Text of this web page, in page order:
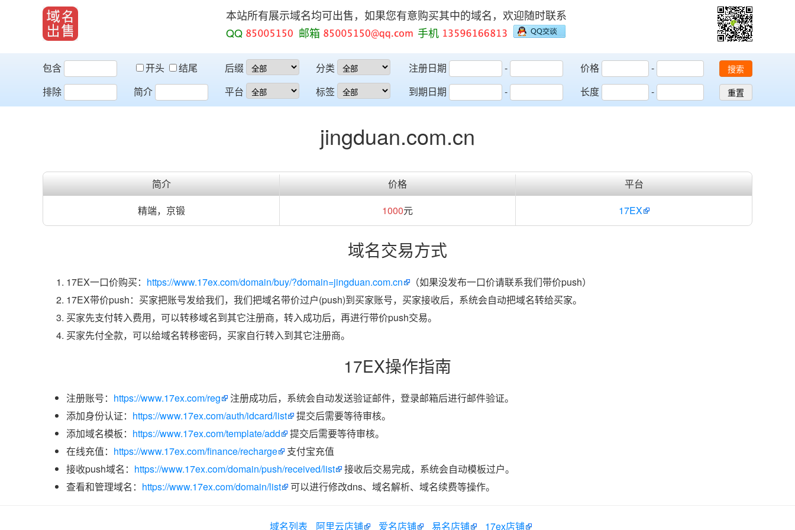
本站所有展示域名均可出售，如果您有意购买其中的域名，欢迎随时联系
QQ
邮箱 手机
包含 开头
结尾
排除
简介
后缀
平台
分类
标签
注册日期
-
到期日期
-
价格
-
长度
-
搜索
重置
jingduan.com.cn
简介 价格
平台
精端，京锻
1000元 17EX
域名交易方式
17EX一口价购买： https://www.17ex.com/domain/buy/?domain=jingduan.com.cn
（如果没发布一口价请联系我们带价push）
17EX带价push：买家把账号发给我们，我们把域名带价过户(push)到买家账号，买家接收后，系统会自动把域名转给买家。
买家先支付转入费用，可以转移域名到其它注册商，转入成功后，再进行带价push交易。
买家先付全款，可以给域名转移密码，买家自行转入到其它注册商。
17EX操作指南
注册账号： https://www.17ex.com/reg
注册成功后，系统会自动发送验证邮件，登录邮箱后进行邮件验证。
添加身份认证： https://www.17ex.com/auth/idcard/list
提交后需要等待审核。
添加域名模板： https://www.17ex.com/template/add
提交后需要等待审核。
在线充值： https://www.17ex.com/finance/recharge
支付宝充值
接收push域名： https://www.17ex.com/domain/push/received/list
接收后交易完成，系统会自动模板过户。
查看和管理域名： https://www.17ex.com/domain/list 可以进行修改dns、域名解析、域名续费等操作。
域名列表 阿里云店铺 爱名店铺 易名店铺 17ex店铺